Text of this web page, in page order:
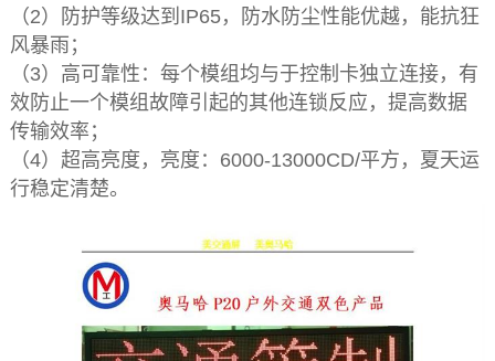
（2）防护等级达到IP65，防水防尘性能优越，能抗狂
风暴雨；
（3）高可靠性：每个模组均与于控制卡独立连接，有
效防止一个模组故障引起的其他连锁反应，提高数据
传输效率；
（4）超高亮度，亮度：6000-13000CD/平方，夏天运
行稳定清楚。